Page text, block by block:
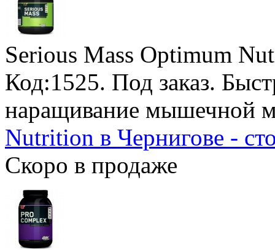
Serious Mass Optimum
Код:1525. Под заказ.
наращивание мышечной
Nutrition в Чернигове -
Скоро в продаже